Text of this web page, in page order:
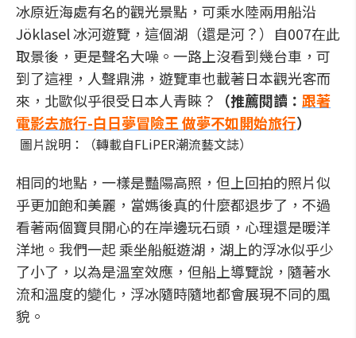
冰原近海處有名的觀光景點，可乘水陸兩用船沿
Jöklasel 冰河遊覽，這個湖（還是河？）自007在此
取景後，更是聲名大噪。一路上沒看到幾台車，可
到了這裡，人聲鼎沸，遊覽車也載著日本觀光客而
來，北歐似乎很受日本人青睞？
（推薦閱讀： 跟著
電影去旅行-白日夢冒險王 做夢不如開始旅行）
圖片說明：（轉載自FLiPER潮流藝文誌）
相同的地點，一樣是豔陽高照，但上回拍的照片似
乎更加飽和美麗，當媽後真的什麼都退步了，不過
看著兩個寶貝開心的在岸邊玩石頭，心理還是暖洋
洋地。我們一起 乘坐船艇遊湖，湖上的浮冰似乎少
了小了，以為是溫室效應，但船上導覽說，隨著水
流和溫度的變化，浮冰隨時隨地都會展現不同的風
貌。